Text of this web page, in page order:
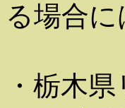
る場合
・栃木